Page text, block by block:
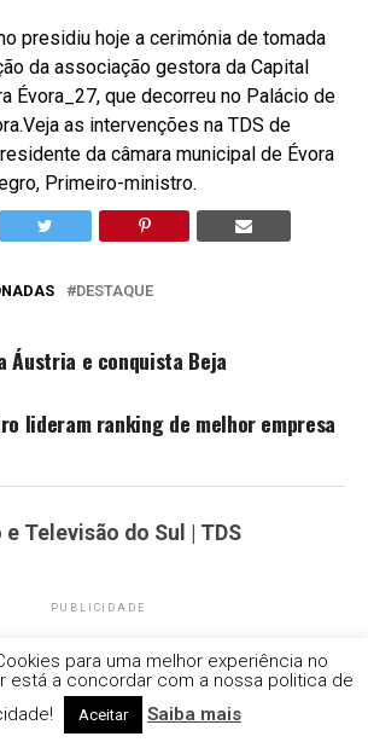
presidiu hoje a cerimónia de tomada
da associação gestora da Capital
Évora_27, que decorreu no Palácio de
as intervenções na TDS de
da câmara municipal de Évora
Primeiro-ministro.
DESTAQUE
Áustria e conquista Beja
lideram ranking de melhor empresa
e Televisão do Sul | TDS
PUBLICIDADE
para uma melhor experiência no
está a concordar com a nossa politica de
Aceitar Saiba mais